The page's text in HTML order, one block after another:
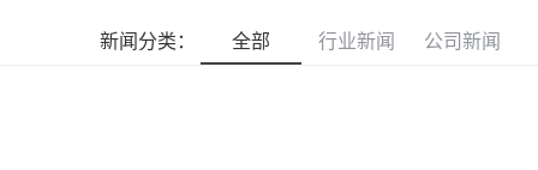
新闻分类： 全部 行业新闻 公司新闻